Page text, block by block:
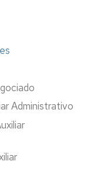
Administrativo